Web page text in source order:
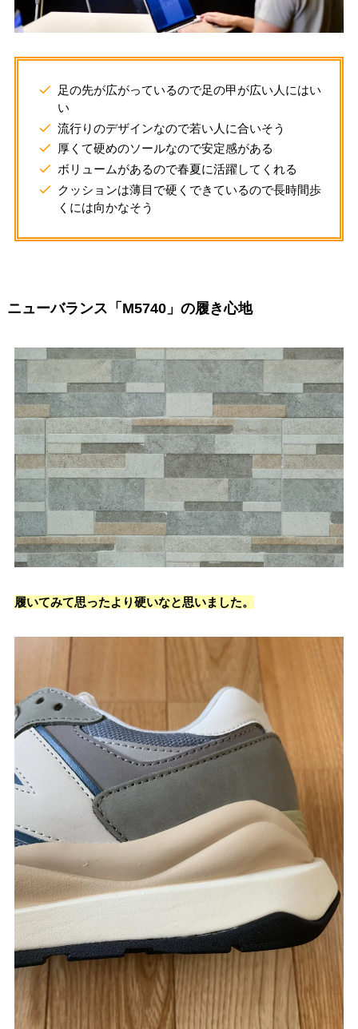
足の先が広がっているので足の甲が広い人にはい
い
流行りのデザインなので若い人に合いそう
厚くて硬めのソールなので安定感がある
ボリュームがあるので春夏に活躍してくれる
クッションは薄目で硬くできているので長時間歩
くには向かなそう
ニューバランス「M5740」の履き心地
履いてみて思ったより硬いなと思いました。